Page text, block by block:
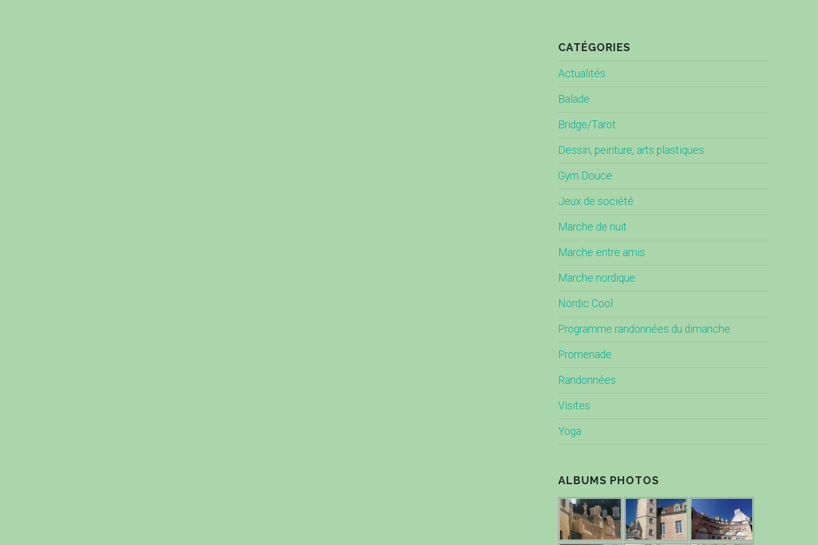
CATÉGORIES
Actualités
Balade
Bridge/Tarot
Dessin, peinture, arts plastiques
Gym Douce
Jeux de société
Marche de nuit
Marche entre amis
Marche nordique
Nordic Cool
Programme randonnées du dimanche
Promenade
Randonnées
Visites
Yoga
ALBUMS PHOTOS